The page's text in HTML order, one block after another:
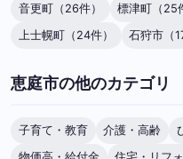
音更町（26件）
標津町（25
上士幌町（24件）
石狩市（
恵庭市の他のカテゴリ
子育て・教育 介護・高齢